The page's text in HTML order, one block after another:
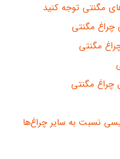
مگنتی توجه کنید
چراغ مگنتی
مگنتی
چراغ مگنتی
نسبت به سایر چراغ‌ها